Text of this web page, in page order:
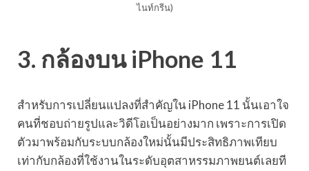
ไนท์กรีน)
3. กล้องบน iPhone 11
สำหรับการเปลี่ยนแปลงที่สำคัญใน iPhone 11 นั้นเอาใจ
คนที่ชอบถ่ายรูปและวิดีโอเป็นอย่างมาก เพราะการเปิด
ตัวมาพร้อมกับระบบกล้องใหม่นั้นมีประสิทธิภาพเทียบ
เท่ากับกล้องที่ใช้งานในระดับอุตสาหรรมภาพยนต์เลยที